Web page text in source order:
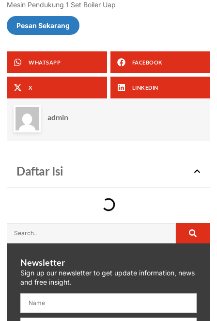
Mesin Pendukung 1 Set Boiler Uap
Pesan Sekarang
WHATSAPP FACEBOOK
X LINKEDIN
admin
Daftar Isi
Newsletter
Sign up our newsletter to get update information, news
and free insight.